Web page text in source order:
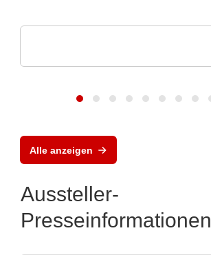
Alle anzeigen
Aussteller-
Presseinformationen